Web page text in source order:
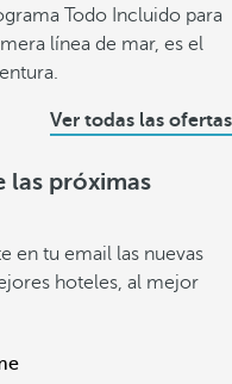
Todo Incluido para
línea de mar, es el
Ver todas las ofertas
las próximas
en tu email las nuevas
hoteles, al mejor